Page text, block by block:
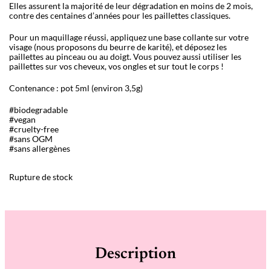
Elles assurent la majorité de leur dégradation en moins de 2 mois,
contre des centaines d’années pour les paillettes classiques.
Pour un maquillage réussi, appliquez une base collante sur votre
visage (nous proposons du beurre de karité), et déposez les
paillettes au pinceau ou au doigt. Vous pouvez aussi utiliser les
paillettes sur vos cheveux, vos ongles et sur tout le corps !
Contenance : pot 5ml (environ 3,5g)
#biodegradable
#vegan
#cruelty-free
#sans OGM
#sans allergènes
Rupture de stock
Description